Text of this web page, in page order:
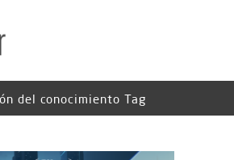
del conocimiento Tag